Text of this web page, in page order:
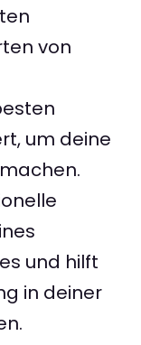
von
um deine
und hilft
in deiner